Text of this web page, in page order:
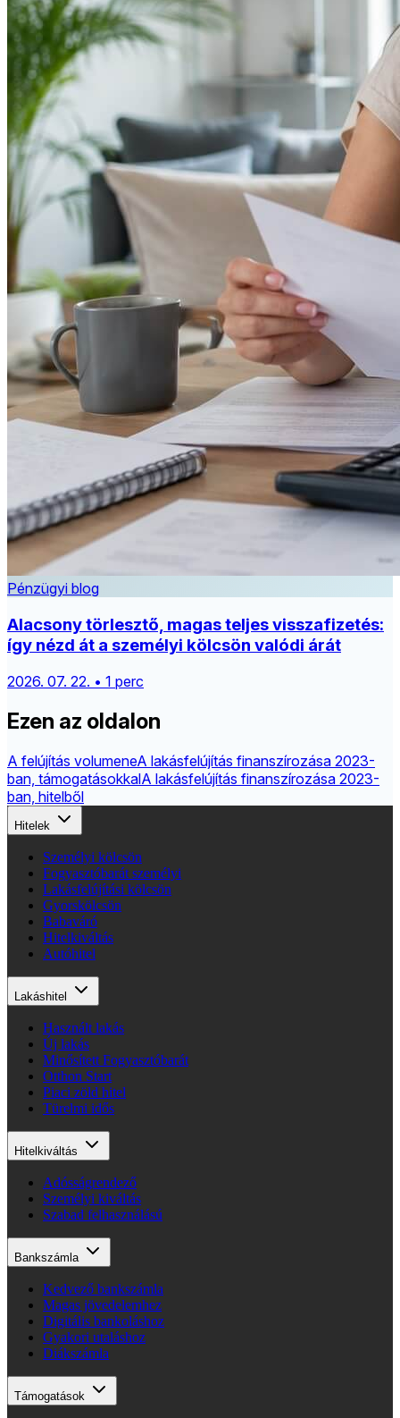
Pénzügyi blog
Alacsony törlesztő, magas teljes visszafizetés:
így nézd át a személyi kölcsön valódi árát
2026. 07. 22. • 1 perc
Ezen az oldalon
A felújítás volumeneA lakásfelújítás finanszírozása 2023-
ban, támogatásokkalA lakásfelújítás finanszírozása 2023-
ban, hitelből
Hitelek
Személyi kölcsön
Fogyasztóbarát személyi
Lakásfelújítási kölcsön
Gyorskölcsön
Babaváró
Hitelkiváltás
Autóhitel
Lakáshitel
Használt lakás
Új lakás
Minősített Fogyasztóbarát
Otthon Start
Piaci zöld hitel
Türelmi idős
Hitelkiváltás
Adósságrendező
Személyi kiváltás
Szabad felhasználású
Bankszámla
Kedvező bankszámla
Magas jövedelemhez
Digitális bankoláshoz
Gyakori utaláshoz
Diákszámla
Támogatások